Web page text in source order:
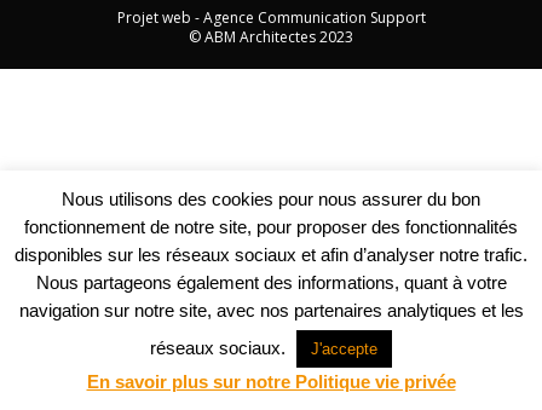
Projet web -Agence Communication Support
© ABM Architectes 2023
Nous utilisons des cookies pour nous assurer du bon
fonctionnement de notre site, pour proposer des fonctionnalités
disponibles sur les réseaux sociaux et afin d’analyser notre trafic.
Nous partageons également des informations, quant à votre
navigation sur notre site, avec nos partenaires analytiques et les
réseaux sociaux.
J'accepte
En savoir plus sur notre Politique vie privée